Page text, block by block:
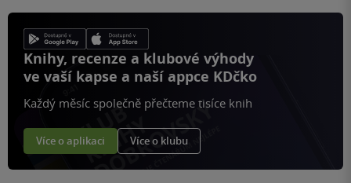
Knihy, recenze a klubové výhody
ve vaší kapse a naší appce KDčko
Každý měsíc společně přečteme tisíce knih
Více o aplikaci Více o klubu